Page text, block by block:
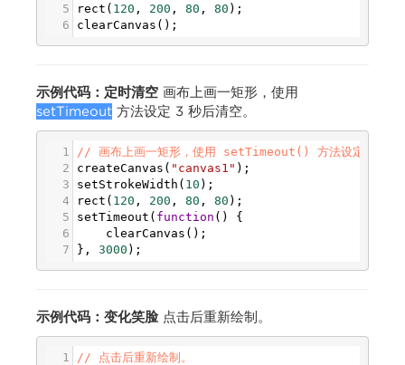
5
rect ( 120 , 200 , 80 , 80 );
6
clearCanvas ();
示例代码：定时清空 画布上画一矩形，使用
setTimeout 方法设定 3 秒后清空。
1
// 画布上画一矩形，使用 setTimeout() 方法设定 3 秒
2
createCanvas ( "canvas1" );
3
setStrokeWidth ( 10 );
4
rect ( 120 , 200 , 80 , 80 );
5
setTimeout ( function () {
6
clearCanvas ();
7
}, 3000 );
示例代码：变化笑脸点击后重新绘制。
1
// 点击后重新绘制。